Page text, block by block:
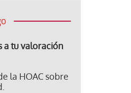
a tu valoración
la HOAC sobre